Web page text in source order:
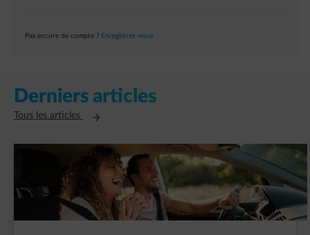
Pas encore de compte ? Enregistrez-vous
Derniers articles
Tous les articles Ouvre un nouvel onglet